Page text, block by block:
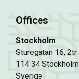
Offices
Stockholm
Sturegatan 16, 2tr
114 34 Stockholm
Sverige